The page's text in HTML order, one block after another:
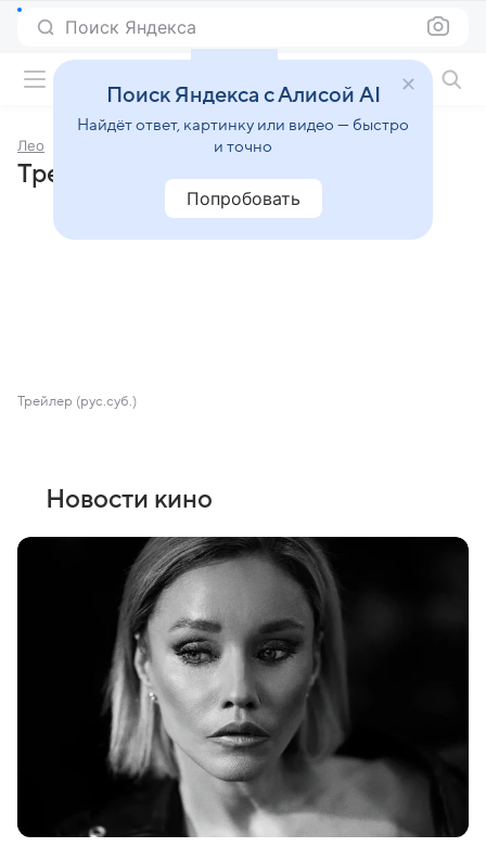
Поиск Яндекса
Лео
Трейлеры фильма «Лео»
Трейлер (рус.суб.)
Новости кино
Поиск Яндекса с Алисой AI
Найдёт ответ, картинку или видео — быстро
и точно
Попробовать